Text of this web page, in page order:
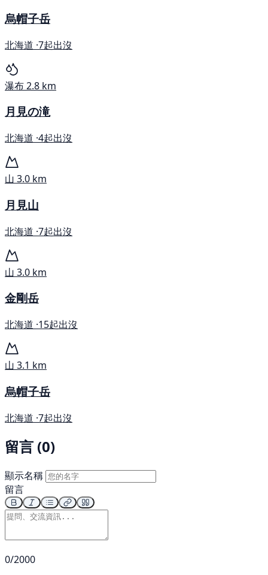
烏帽子岳
北海道 ·7起出沒
瀑布2.8 km
月見の滝
北海道 ·4起出沒
山 3.0 km
月見山
北海道 ·7起出沒
山 3.0 km
金剛岳
北海道 ·15起出沒
山 3.1 km
烏帽子岳
北海道 ·7起出沒
留言 (0)
顯示名稱
留言
0/2000